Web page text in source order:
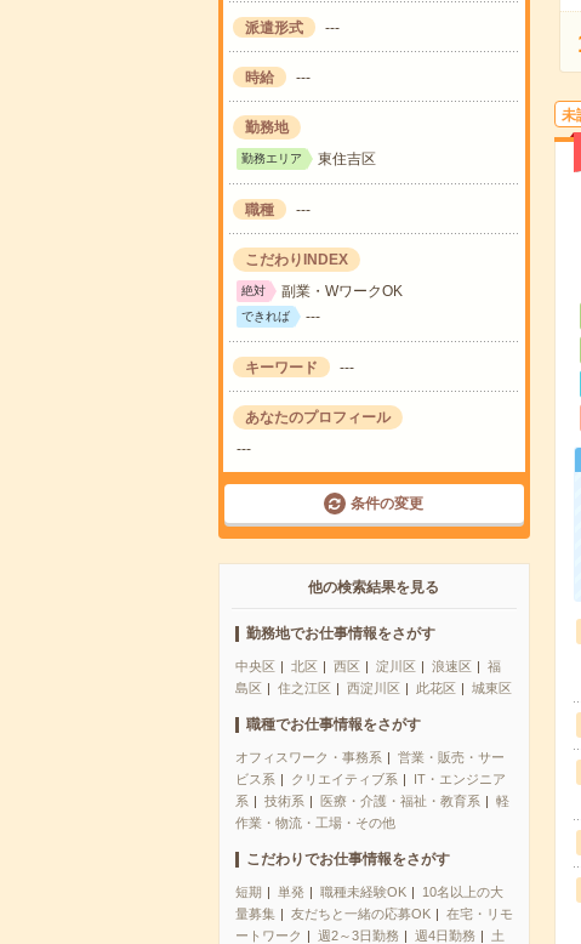
派遣形式 ---
時給 ---
勤務地
勤務エリア 東住吉区
職種 ---
こだわりINDEX
絶対 副業・WワークOK
できれば ---
キーワード ---
あなたのプロフィール
---
条件の変更
他の検索結果を見る
勤務地でお仕事情報をさがす
中央区 北区 西区 淀川区 浪速区
福
島区
住之江区 西淀川区 此花区 城東区
職種でお仕事情報をさがす
オフィスワーク・事務系
営業・販売・サー
ビス系
クリエイティブ系
IT・エンジニア
系
技術系 医療・介護・福祉・教育系
軽
作業・物流・工場・その他
こだわりでお仕事情報をさがす
短期 単発 職種未経験OK
10名以上の大
量募集
友だちと一緒の応募OK
在宅・リモ
ートワーク
週2～3日勤務 週4日勤務
土
未